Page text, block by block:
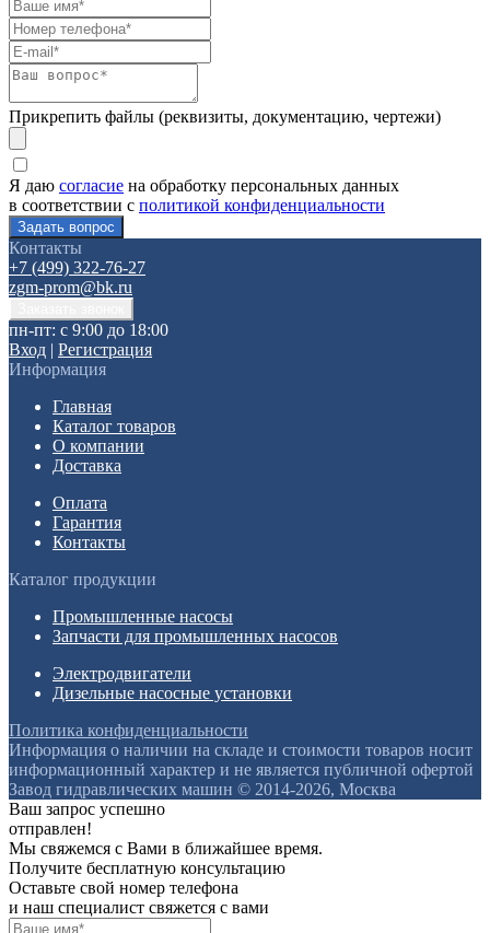
Прикрепить файлы (реквизиты, документацию, чертежи)
Я даю согласие на обработку персональных данных
в соответствии с политикой конфиденциальности
Контакты
+7 (499) 322-76-27
zgm-prom@bk.ru
пн-пт: с 9:00 до 18:00
Вход | Регистрация
Информация
Главная
Каталог товаров
О компании
Доставка
Оплата
Гарантия
Контакты
Каталог продукции
Промышленные насосы
Запчасти для промышленных насосов
Электродвигатели
Дизельные насосные установки
Политика конфиденциальности
Информация о наличии на складе и стоимости товаров носит
информационный характер и не является публичной офертой
Завод гидравлических машин © 2014-2026, Москва
Ваш запрос успешно
отправлен!
Мы свяжемся с Вами в ближайшее время.
Получите бесплатную консультацию
Оставьте свой номер телефона
и наш специалист свяжется с вами